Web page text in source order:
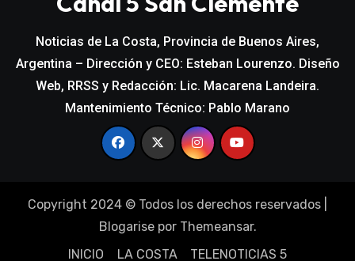
Noticias de La Costa, Provincia de Buenos Aires,
Argentina – Dirección y CEO: Esteban Lourenzo. Diseño
Web, RRSS y Redacción: Lic. Macarena Landeira.
Mantenimiento Técnico: Pablo Marano
Copyright 2024 © Todos los derechos reservados
Blogarisepor Themeansar.
INICIO
LA COSTA TELENOTICIAS 5